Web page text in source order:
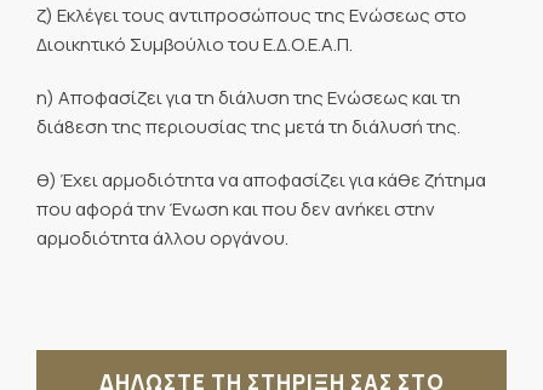
ζ) Εκλέγει τους αντιπροσώπους της Ενώσεως στο
Διοικητικό Συμβούλιο του Ε.Δ.Ο.Ε.Α.Π.
η) Αποφασίζει για τη διάλυση της Ενώσεως και τη
διά8εση της περιουσίας της μετά τη διάλυσή της.
θ) Έχει αρμοδιότητα να αποφασίζει για κάθε ζήτημα
που αφορά την Ένωση και που δεν ανήκει στην
αρμοδιότητα άλλου οργάνου.
ΔΗΛΩΣΤΕ ΤΗ ΣΤΗΡΙΞΗ ΣΑΣ ΣΤΟ